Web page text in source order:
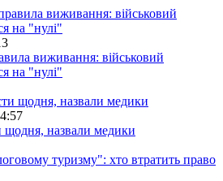
виживання: військовий
на "нулі"
щодня, назвали медики